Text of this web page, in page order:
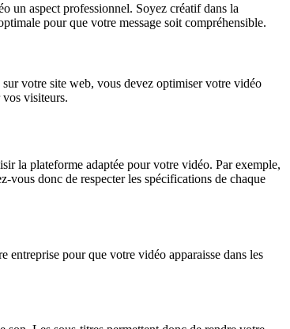
un aspect professionnel. Soyez créatif dans la
pour que votre message soit compréhensible.
votre site web, vous devez optimiser votre vidéo
visiteurs.
la plateforme adaptée pour votre vidéo. Par exemple,
vous donc de respecter les spécifications de chaque
pour que votre vidéo apparaisse dans les